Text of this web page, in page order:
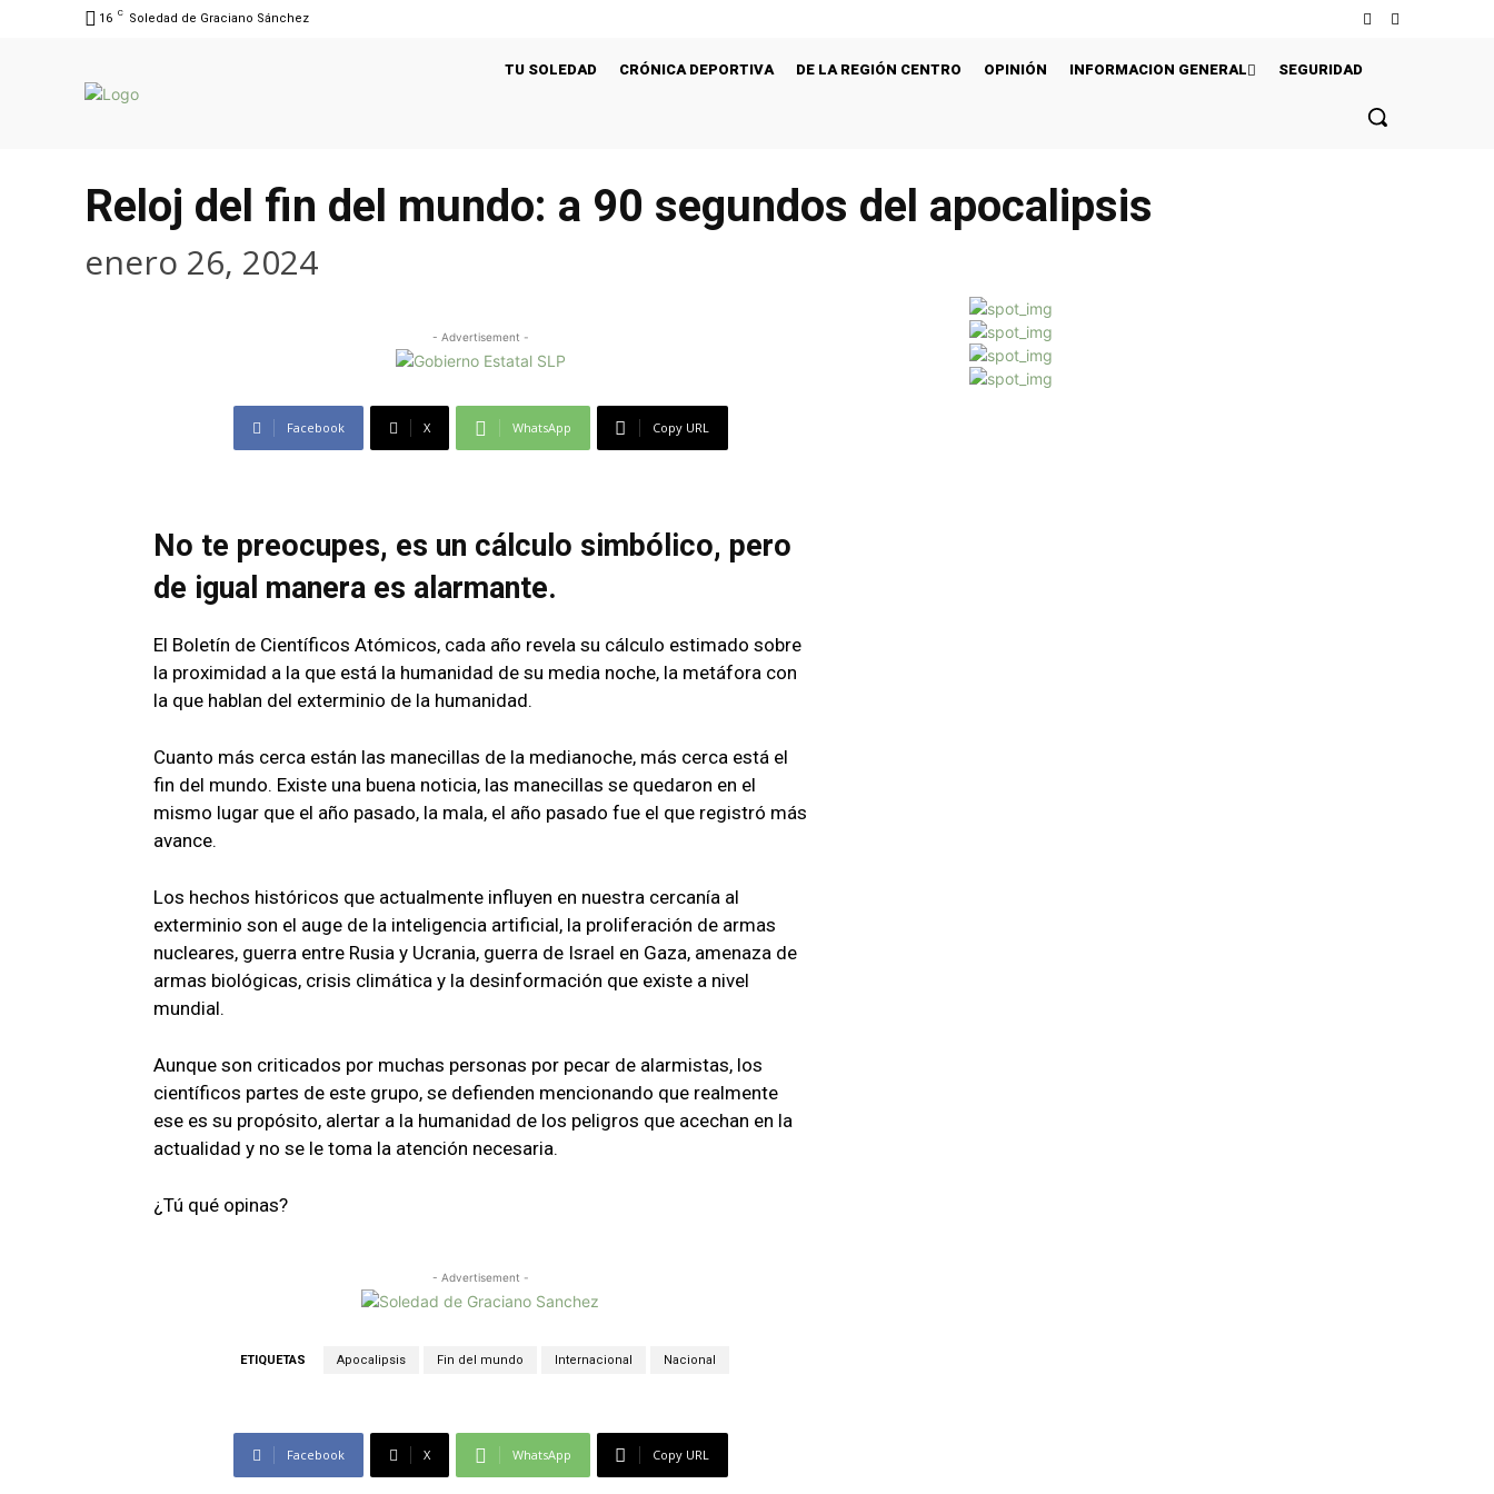
16 C Soledad de Graciano Sánchez
TU SOLEDAD CRÓNICA DEPORTIVA DE LA REGIÓN CENTRO OPINIÓN INFORMACION GENERAL SEGURIDAD
Reloj del fin del mundo: a 90 segundos del apocalipsis
enero 26, 2024
- Advertisement -
Facebook X WhatsApp Copy URL
No te preocupes, es un cálculo simbólico, pero
de igual manera es alarmante.
El Boletín de Científicos Atómicos, cada año revela su cálculo estimado sobre
la proximidad a la que está la humanidad de su media noche, la metáfora con
la que hablan del exterminio de la humanidad.
Cuanto más cerca están las manecillas de la medianoche, más cerca está el
fin del mundo. Existe una buena noticia, las manecillas se quedaron en el
mismo lugar que el año pasado, la mala, el año pasado fue el que registró más
avance.
Los hechos históricos que actualmente influyen en nuestra cercanía al
exterminio son el auge de la inteligencia artificial, la proliferación de armas
nucleares, guerra entre Rusia y Ucrania, guerra de Israel en Gaza, amenaza de
armas biológicas, crisis climática y la desinformación que existe a nivel
mundial.
Aunque son criticados por muchas personas por pecar de alarmistas, los
científicos partes de este grupo, se defienden mencionando que realmente
ese es su propósito, alertar a la humanidad de los peligros que acechan en la
actualidad y no se le toma la atención necesaria.
¿Tú qué opinas?
- Advertisement -
ETIQUETAS Apocalipsis Fin del mundo Internacional Nacional
Facebook X WhatsApp Copy URL